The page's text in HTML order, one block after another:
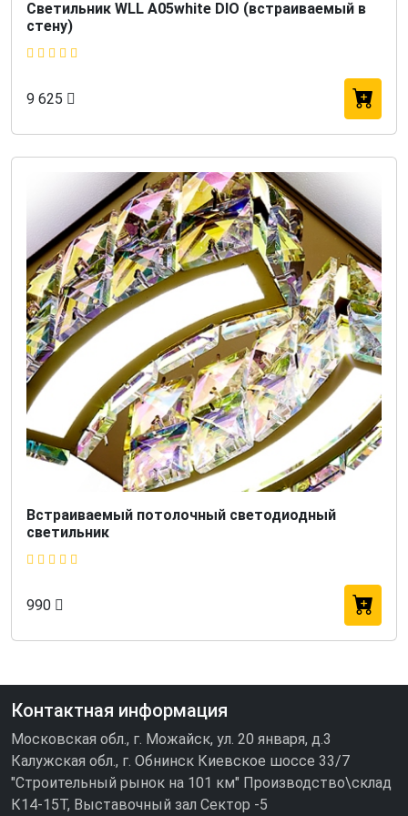
Светильник WLL A05white DIO (встраиваемый в
стену)
9 625
Встраиваемый потолочный cветодиодный
светильник
990
Контактная информация
Московская обл., г. Можайск, ул. 20 января, д.3
Калужская обл., г. Обнинск Киевское шоссе 33/7
"Строительный рынок на 101 км" Производство\склад
К14-15Т, Выставочный зал Сектор -5